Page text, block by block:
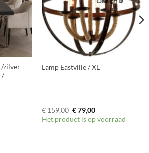
zilver
/
Lamp Eastville / XL
€159,00 Oorspronkelijke
prijs
was:
€79,00Huidige
is:
Het product is op voorraad